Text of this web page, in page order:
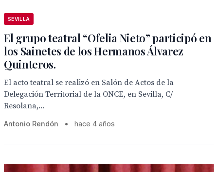
SEVILLA
El grupo teatral “Ofelia Nieto” participó en
los Sainetes de los Hermanos Álvarez
Quinteros.
El acto teatral se realizó en Salón de Actos de la
Delegación Territorial de la ONCE, en Sevilla, C/
Resolana,...
Antonio Rendón • hace 4 años